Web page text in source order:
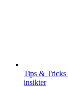
Tips & Tricks
insikter